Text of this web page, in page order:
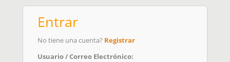
Entrar
No tiene una cuenta? Registrar
Usuario / Correo Electrónico: